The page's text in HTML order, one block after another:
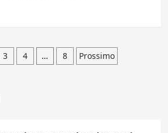
3 4 … 8 Prossimo